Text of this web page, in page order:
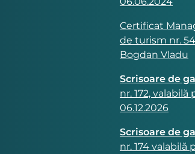
Certificat
de turism nr.
Bogdan Vladu
Scrisoare de
nr. 172, valabilă
06.12.2026
Scrisoare de
nr. 174 valabilă